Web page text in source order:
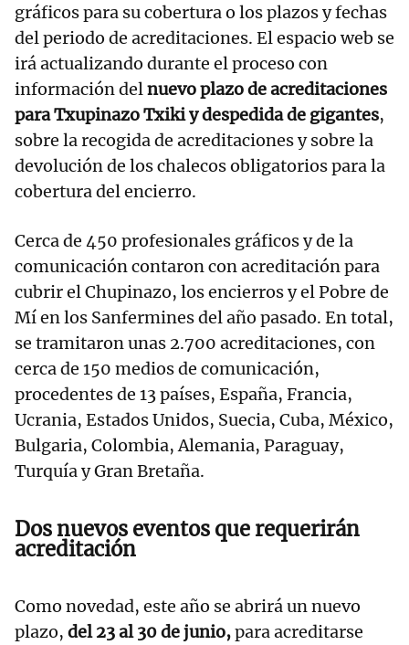
gráficos para su cobertura o los plazos y fechas
del periodo de acreditaciones. El espacio web se
irá actualizando durante el proceso con
información delnuevo plazo de acreditaciones
para Txupinazo Txiki y despedida de gigantes,
sobre la recogida de acreditaciones y sobre la
devolución de los chalecos obligatorios para la
cobertura del encierro.
Cerca de 450 profesionales gráficos y de la
comunicación contaron con acreditación para
cubrir el Chupinazo, los encierros y el Pobre de
Mí en los Sanfermines del año pasado. En total,
se tramitaron unas 2.700 acreditaciones, con
cerca de 150 medios de comunicación,
procedentes de 13 países, España, Francia,
Ucrania, Estados Unidos, Suecia, Cuba, México,
Bulgaria, Colombia, Alemania, Paraguay,
Turquía y Gran Bretaña.
Dos nuevos eventos que requerirán
acreditación
Como novedad, este año se abrirá un nuevo
plazo, del 23 al 30 de junio,para acreditarse